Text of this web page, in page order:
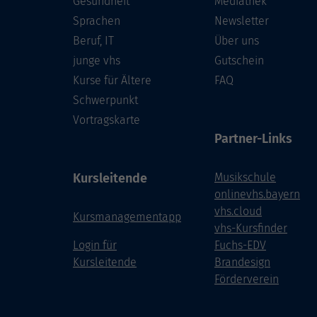
Sprachen
Beruf, IT
junge vhs
Kurse für Ältere
Schwerpunkt
Vortragskarte
Kursleitende
Kursmanagementapp
Login für
Kursleitende
Newsletter
Über uns
Gutschein
FAQ
Partner-Links
Musikschule
onlinevhs.bayern
vhs.cloud
vhs-Kursfinder
Fuchs-EDV
Brandesign
Förderverein